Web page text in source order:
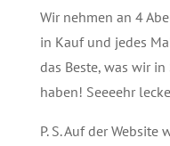
Wir nehmen an 4
in Kauf und jedes
das Beste, was wir
haben! Seeeehr
P. S. Auf der